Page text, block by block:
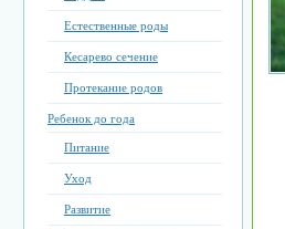
Естественные роды
Кесарево сечение
Протекание родов
Ребенок до года
Питание
Уход
Развитие